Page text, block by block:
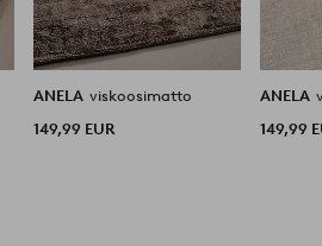
ANELA viskoosimatto
149,99 EUR
ANELA
149,99